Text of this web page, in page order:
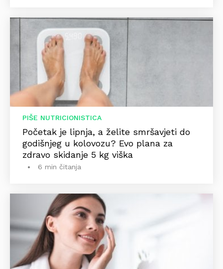
PIŠE NUTRICIONISTICA
Početak je lipnja, a želite smršavjeti do
godišnjeg u kolovozu? Evo plana za
zdravo skidanje 5 kg viška
6 min čitanja